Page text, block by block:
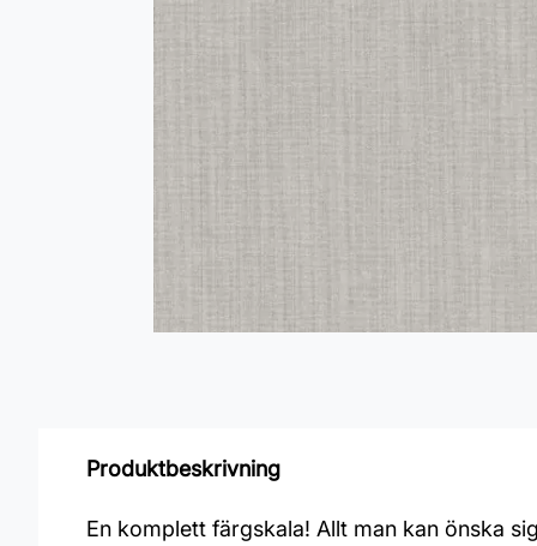
Produktbeskrivning
En komplett färgskala! Allt man kan önska